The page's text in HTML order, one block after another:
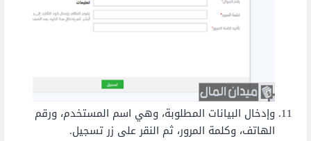
وإدخال البيانات المطلوبة، وهي اسم المستخدم، ورقم
الهاتف، وكلمة المرور، ثم النقر على زر تسجيل.